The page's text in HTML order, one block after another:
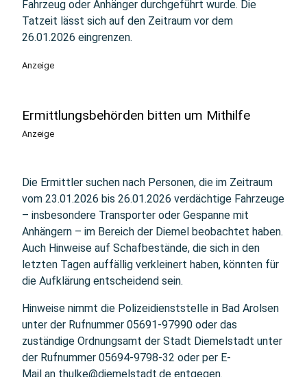
Fahrzeug oder Anhänger durchgeführt wurde. Die
Tatzeit lässt sich auf den Zeitraum vor dem
26.01.2026 eingrenzen.
Anzeige
Ermittlungsbehörden bitten um Mithilfe
Anzeige
Die Ermittler suchen nach Personen, die im Zeitraum
vom 23.01.2026 bis 26.01.2026 verdächtige Fahrzeuge
– insbesondere Transporter oder Gespanne mit
Anhängern – im Bereich der Diemel beobachtet haben.
Auch Hinweise auf Schafbestände, die sich in den
letzten Tagen auffällig verkleinert haben, könnten für
die Aufklärung entscheidend sein.
Hinweise nimmt die Polizeidienststelle in Bad Arolsen
unter der Rufnummer 05691-97990 oder das
zuständige Ordnungsamt der Stadt Diemelstadt unter
der Rufnummer 05694-9798-32 oder per E-
Mail an thulke@diemelstadt.de entgegen.